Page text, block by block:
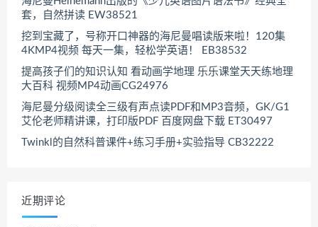
套，自然拼读 EW38521
挖到宝藏了，号称开口神器的海尼曼唱读版来啦！120集
4KMP4视频 每天一集，轻松学英语！ EB38532
提高孩子们的知识认知 看动画学地理 乐乐课堂天天练地理
大百科 视频MP4动画CG24976
海尼曼分级阅读全三级有声点读PDF和MP3音频，GK/G1
艾伦老师精讲课，打印版PDF 百度网盘下载 ET30497
Twinkl的自然科普课件+练习手册+实验指导 CB32222
近期评论